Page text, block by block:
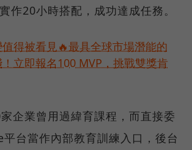
作20小時搭配，成功達成任務。
得被看見🔥最具全球市場潛能的
立即報名100 MVP，挑戰雙獎肯
家企業曾用過緯育課程，而直接委
台當作內部教育訓練入口，後台